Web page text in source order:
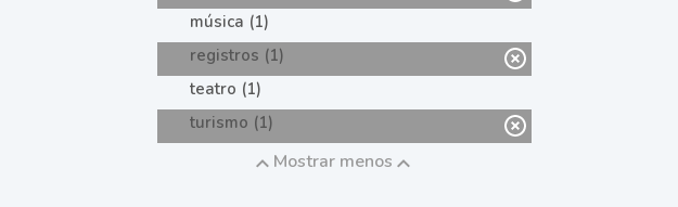
música (1)
registros (1)
teatro (1)
turismo (1)
Mostrar menos